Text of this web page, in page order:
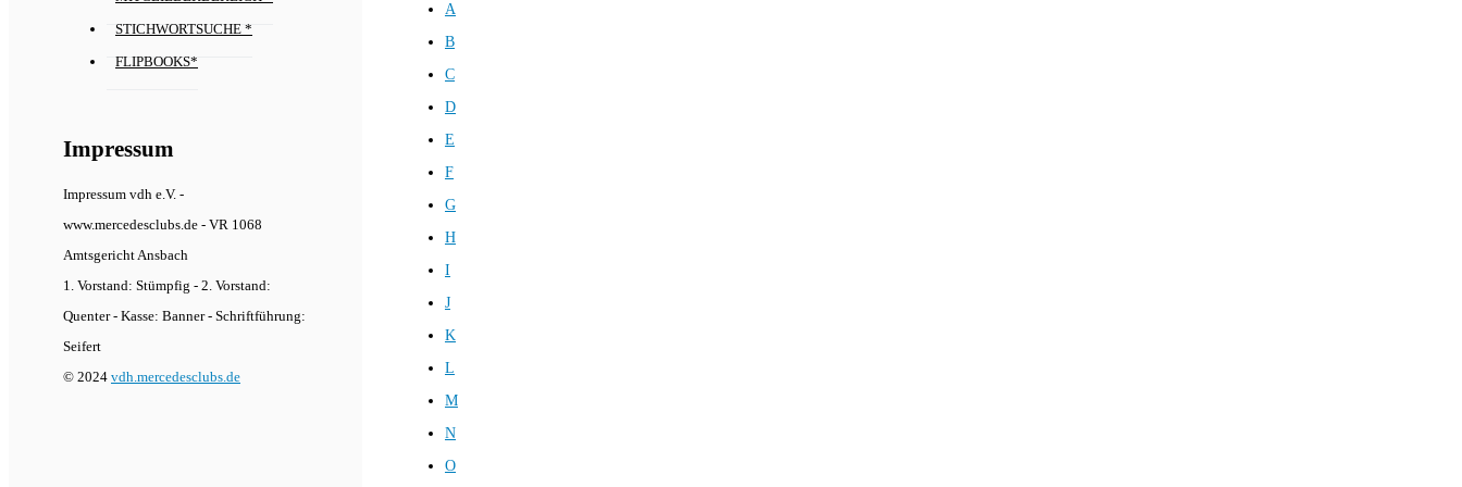
STICHWORTSUCHE *
FLIPBOOKS*
Impressum
Impressum vdh e.V. -
www.mercedesclubs.de - VR 1068
Amtsgericht Ansbach
1. Vorstand: Stümpfig - 2. Vorstand:
Quenter - Kasse: Banner - Schriftführung:
Seifert
© 2024 vdh.mercedesclubs.de
A
B
C
D
E
F
G
H
I
J
K
L
M
N
O